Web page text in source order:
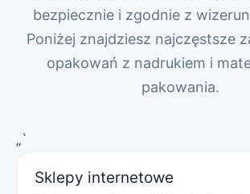
bezpiecznie i zgodnie z
Poniżej znajdziesz najczęstsze
opakowań z nadrukiem i
pakowania.
„`
Sklepy internetowe